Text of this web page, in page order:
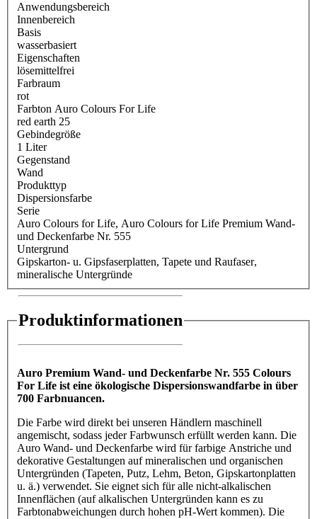
Anwendungsbereich
Innenbereich
Basis
wasserbasiert
Eigenschaften
lösemittelfrei
Farbraum
rot
Farbton Auro Colours For Life
red earth 25
Gebindegröße
1 Liter
Gegenstand
Wand
Produkttyp
Dispersionsfarbe
Serie
Auro Colours for Life, Auro Colours for Life Premium Wand-
und Deckenfarbe Nr. 555
Untergrund
Gipskarton- u. Gipsfaserplatten, Tapete und Raufaser,
mineralische Untergründe
Produktinformationen
Auro Premium Wand- und Deckenfarbe Nr. 555 Colours
For Life ist eine ökologische Dispersionswandfarbe in über
700 Farbnuancen.
Die Farbe wird direkt bei unseren Händlern maschinell
angemischt, sodass jeder Farbwunsch erfüllt werden kann. Die
Auro Wand- und Deckenfarbe wird für farbige Anstriche und
dekorative Gestaltungen auf mineralischen und organischen
Untergründen (Tapeten, Putz, Lehm, Beton, Gipskartonplatten
u. ä.) verwendet. Sie eignet sich für alle nicht-alkalischen
Innenflächen (auf alkalischen Untergründen kann es zu
Farbtonabweichungen durch hohen pH-Wert kommen). Die